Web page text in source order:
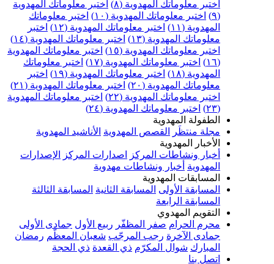
معلوماتك المهدوية (٨)
اختبر معلوماتك المهدوية
اختبر معلوماتك المهدوية (١٠)
اختبر معلوماتك
اختبر معلوماتك المهدوية (١٢)
اختبر
المهدوية (١٣)
اختبر معلوماتك المهدوية (١٤)
معلوماتك المهدوية (١٥)
اختبر معلوماتك المهدوية
اختبر معلوماتك المهدوية (١٧)
اختبر معلوماتك
اختبر معلوماتك المهدوية (١٩)
اختبر
المهدوية (٢٠)
اختبر معلوماتك المهدوية (٢١)
معلوماتك المهدوية (٢٢)
اختبر معلوماتك المهدوية
اختبر معلوماتك المهدوية (٢٤)
المهدوية
منتظَر
القصص المهدوية الأناشيد المهدوية
المهدوية
ونشاطات المركز اصدارات المركز الإصدارات
أخبار ونشاطات مهدوية
المهدوية
الأولى المسابقة الثانية المسابقة الثالثة
الرابعة
المهدوي
الحرام
صفر المظفّر ربيع الأول جمادى الأولى
رجب المرجّب شعبان المعظّم رمضان
شوال المكرّم ذي القعدة ذي الحجة